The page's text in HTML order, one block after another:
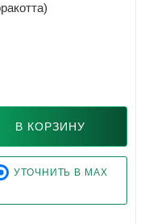
В КОРЗИНУ
УТОЧНИТЬ В MAX